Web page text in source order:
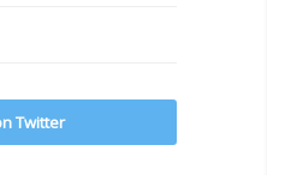
Twitter